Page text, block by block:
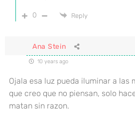
0 Reply
Ana Stein
10 years ago
Ojala esa luz pueda iluminar a las
que creo que no piensan, solo
matan sin razon.